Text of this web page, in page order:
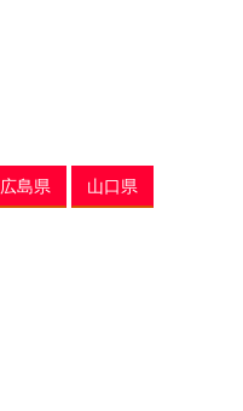
広島県 山口県